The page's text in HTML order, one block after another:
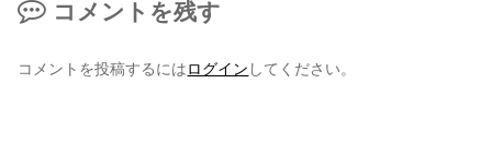
コメントを残す
コメントを投稿するにはログイン してください。